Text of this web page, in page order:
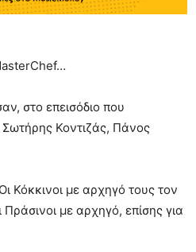
στο επεισόδιο που
Σωτήρης Κοντιζάς, Πάνος
Κόκκινοι με αρχηγό τους τον
με αρχηγό, επίσης για